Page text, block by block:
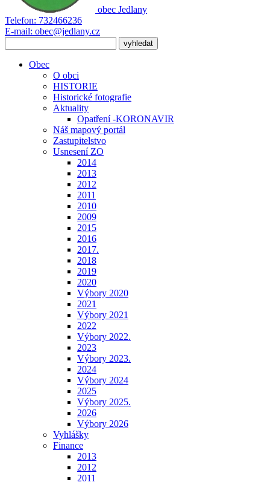
obec Jedlany
Telefon: 732466236
E-mail: obec@jedlany.cz
Obec
O obci
HISTORIE
Historické fotografie
Aktuality
Opatření -KORONAVIR
Náš mapový portál
Zastupitelstvo
Usnesení ZO
2014
2013
2012
2011
2010
2009
2015
2016
2017.
2018
2019
2020
Výbory 2020
2021
Výbory 2021
2022
Výbory 2022.
2023
Výbory 2023.
2024
Výbory 2024
2025
Výbory 2025.
2026
Výbory 2026
Vyhlášky
Finance
2013
2012
2011